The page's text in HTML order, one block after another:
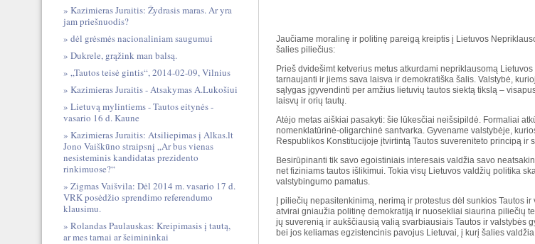
Jaučiame moralinę ir politinę pareigą kreiptis į Lietuvos
šalies piliečius:
Prieš dvidešimt ketverius metus atkurdami nepriklausomą
tarnaujanti ir jiems sava laisva ir demokratiška šalis. Valstybė,
sąlygas įgyvendinti per amžius lietuvių tautos siektą tikslą –
laisvų ir orių tautų.
Atėjo metas aiškiai pasakyti: šie lūkesčiai neišsipildė. Formaliai
nomenklatūrinė-oligarchinė santvarka. Gyvename valstybėje,
Respublikos Konstitucijoje įtvirtintą Tautos suvereniteto principą
Besirūpinanti tik savo egoistiniais interesais valdžia savo
net fiziniams tautos išlikimui. Tokia visų Lietuvos valdžių politika
valstybingumo pamatus.
Į piliečių nepasitenkinimą, nerimą ir protestus dėl sunkios
atvirai gniaužia politinę demokratiją ir nuosekliai siaurina piliečių
jų suverenią ir aukščiausią valią svarbiausiais Tautos ir valstybės
bei jos keliamas egzistencinis pavojus Lietuvai, į kurį šalies
Kazimieras Juraitis: Žydrasis maras. Ar yra
jam priešnuodis?
dėl grėsmės nacionaliniam saugumui
Dukrele, grąžink man balsą.
„Tautos teisė gintis“, 2014-02-09, Vilnius
Kazimieras Juraitis - Atsakymas A.Lukošiui
Lietuvą mylintiems - Tautos eitynės -
vasario 16 d. Kaune
Kazimieras Juraitis: Atsiliepimas į Alkas.lt
Jono Vaiškūno straipsnį „Ar bus vienas
nesisteminis kandidatas prezidento
rinkimuose?“
Zigmas Vaišvila: Dėl 2014 m. vasario 17 d.
VRK posėdžio sprendimo referendumo
klausimu.
Rolandas Paulauskas: Kreipimasis į tautą,
ar mes tarnai ar šeimininkai